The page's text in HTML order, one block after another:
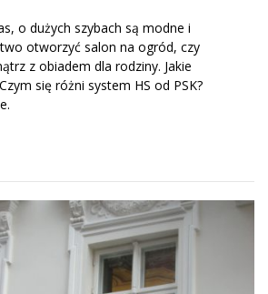
o dużych szybach są modne i
otworzyć salon na ogród, czy
z obiadem dla rodziny. Jakie
się różni system HS od PSK?